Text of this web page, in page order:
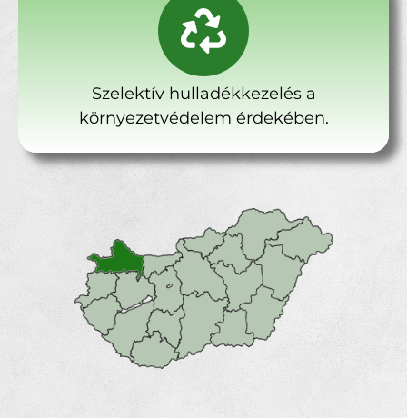
Szelektív hulladékkezelés a
környezetvédelem érdekében.